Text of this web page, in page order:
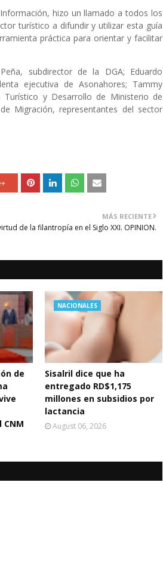
hizo un llamado a todos los
turístico a difundir y utilizar esta guía
práctica para orientar y facilitar
subdirector de la DGA; Eduardo
ejecutiva de Asonahores; Tammy
Turístico y Desarrollo de Ministerio de
Migración, representantes del sector
MÁS RECIENTE
de la filantropía en el Siglo XXI. OPINION.
de
NACIONALES
Sisalril dice que ha
entregado RD$1,175
millones en subsidios por
lactancia
August 06, 2026